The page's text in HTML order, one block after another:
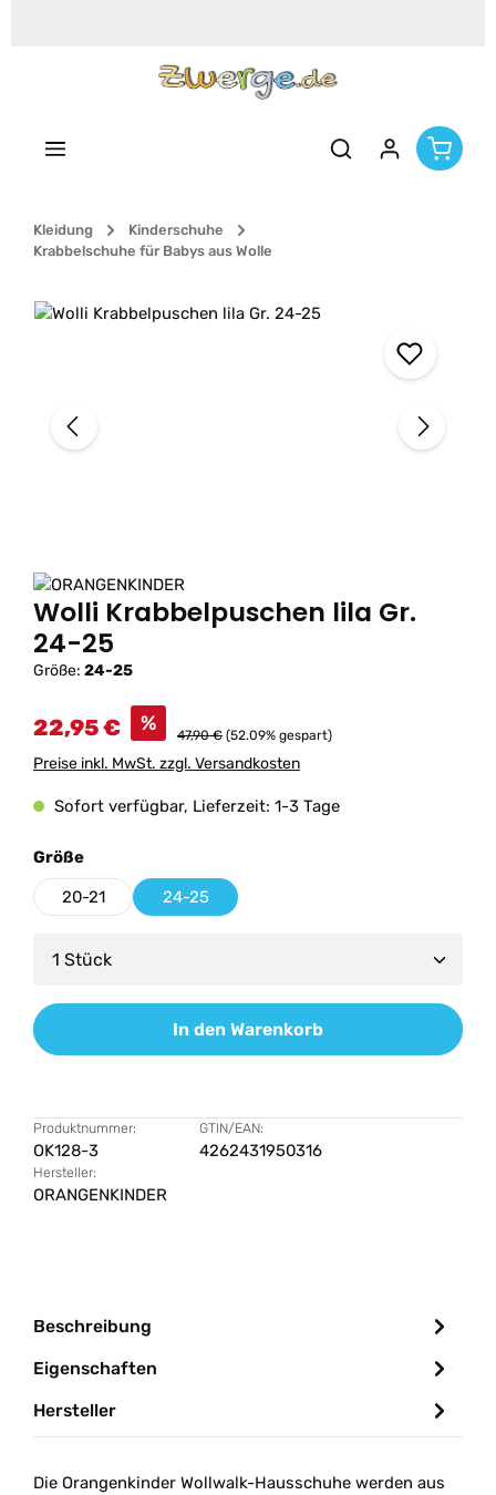
Kleidung
Kinderschuhe
Krabbelschuhe für Babys aus Wolle
Bildergalerie überspringen
Wolli Krabbelpuschen lila Gr.
24-25
Größe: 24-25
22,95 € % 47,90 € (52.09% gespart)
Preise inkl. MwSt. zzgl. Versandkosten
Sofort verfügbar, Lieferzeit: 1-3 Tage
Größeauswählen
20-21 24-25
Produkt Anzahl: Gib den gewünschten Wert
In den Warenkorb
Produktnummer:
OK128-3
GTIN/EAN:
4262431950316
Hersteller:
ORANGENKINDER
Beschreibung
Eigenschaften
Hersteller
Die Orangenkinder Wollwalk-Hausschuhe werden aus